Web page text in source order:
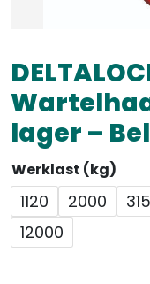
lager –
Werklast (kg)
1120 2000
12000